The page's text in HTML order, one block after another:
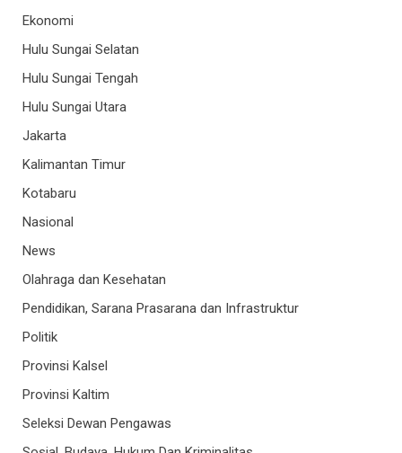
Ekonomi
Hulu Sungai Selatan
Hulu Sungai Tengah
Hulu Sungai Utara
Jakarta
Kalimantan Timur
Kotabaru
Nasional
News
Olahraga dan Kesehatan
Pendidikan, Sarana Prasarana dan Infrastruktur
Politik
Provinsi Kalsel
Provinsi Kaltim
Seleksi Dewan Pengawas